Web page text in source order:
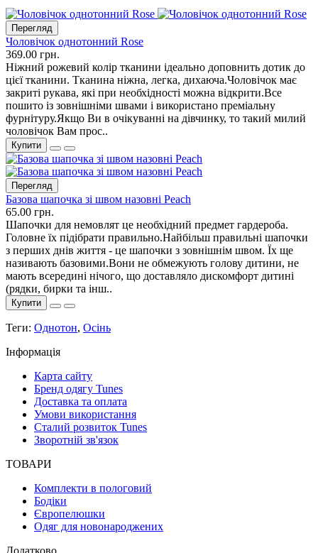
Перегляд
Чоловічок однотонний Rose
369.00 грн.
Ніжний рожевий колір тканини ідеально доповнить дотик до
цієї тканини. Тканина ніжна, легка, дихаюча.Чоловічок має
закриті рукава, які при необхідності можна відкрити.Все
пошито із зовнішніми швами і використано преміальну
фурнітуру.Якщо Ви в очікуванні на дівчинку, то такий милий
чоловічок Вам прос..
Купити
Перегляд
Базова шапочка зі швом назовні Peach
65.00 грн.
Шапочки для немовлят це необхідний предмет гардероба.
Головне їх підібрати правильно.Найбільш правильні шапочки
з перших днів життя - це шапочки з зовнішнім швом. Їх ще
називають базовими.Вони не обмежують голову дитини, не
мають всередині нічого, що доставляло дискомфорт дитині
(рядки, бирки та інш..
Купити
Теги: Однотон, Осінь
Інформація
Карта сайту
Бренд одягу Tunes
Доставка та оплата
Умови використання
Сталий розвиток Tunes
Зворотній зв'язок
ТОВАРИ
Комплекти в пологовий
Бодіки
Європелюшки
Одяг для новонароджених
Додатково